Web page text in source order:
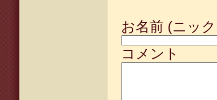
お名前 (ニッ
コメント